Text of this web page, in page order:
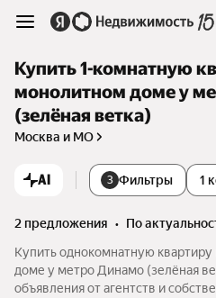
Купить 1-комнатную
монолитном доме у
(зелёная ветка)
Москва и МО
AI 3 Фильтры 1
2 предложения •
по
Купить однокомнатную
доме у метро Динамо (зелёная
объявления от агентств и